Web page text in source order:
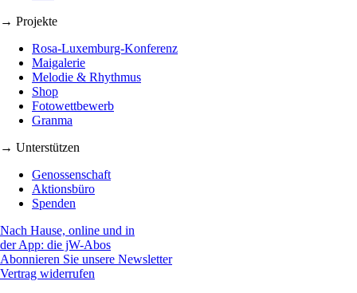
→ Projekte
Rosa-Luxemburg-Konferenz
Maigalerie
Melodie & Rhythmus
Shop
Fotowettbewerb
Granma
→ Unterstützen
Genossenschaft
Aktionsbüro
Spenden
Nach Hause, online und in
der App: die jW-Abos
Abonnieren Sie unsere Newsletter
Vertrag widerrufen